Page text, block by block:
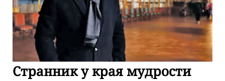
Странник у края мудрости